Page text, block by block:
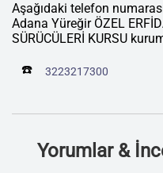
Aşağıdaki telefon
Adana Yüreğir ÖZEL
SÜRÜCÜLERİ KURSU
☎️ 3223217300
Yorumlar &